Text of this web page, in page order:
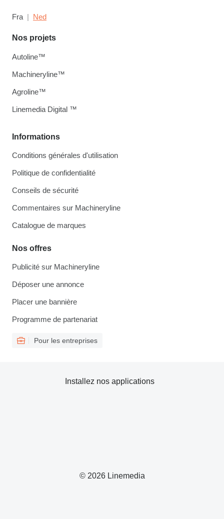
Fra Ned
Informations
Conditions générales d'utilisation
Politique de confidentialité
Conseils de sécurité
Commentaires sur Machineryline
Catalogue de marques
Nos offres
Publicité sur Machineryline
Déposer une annonce
Placer une bannière
Programme de partenariat
Pour les entreprises
Nos projets
Autoline™
Machineryline™
Agroline™
Linemedia Digital ™
© 2026 Linemedia
Installez nos applications